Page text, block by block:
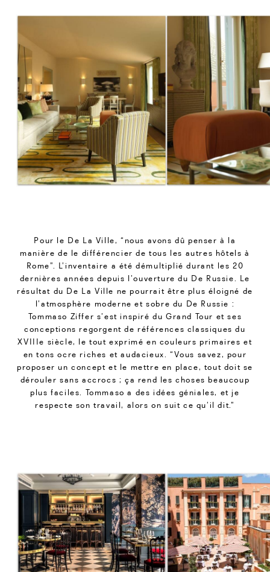
Pour le De La Ville, “nous avons dû penser à la
manière de le différencier de tous les autres hôtels à
Rome”. L’inventaire a été démultiplié durant les 20
dernières années depuis l’ouverture du De Russie. Le
résultat du De La Ville ne pourrait être plus éloigné de
l’atmosphère moderne et sobre du De Russie :
Tommaso Ziffer s’est inspiré du Grand Tour et ses
conceptions regorgent de références classiques du
XVIIIe siècle, le tout exprimé en couleurs primaires et
en tons ocre riches et audacieux. “Vous savez, pour
proposer un concept et le mettre en place, tout doit se
dérouler sans accrocs ; ça rend les choses beaucoup
plus faciles. Tommaso a des idées géniales, et je
respecte son travail, alors on suit ce qu’il dit.”